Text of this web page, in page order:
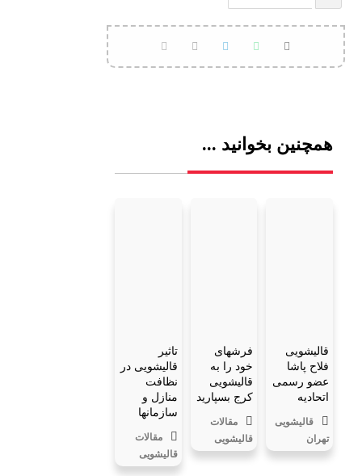
همچنین بخوانید ...
قالیشویی
فلاح پاشا
عضو رسمی
اتحادیه
قالیشویی
تهران
فرشهای
خود را به
قالیشویی
کرج بسپارید
مقالات
قالیشویی
تاثیر
قالیشویی در
نظافت
منازل و
سازمانها
مقالات
قالیشویی